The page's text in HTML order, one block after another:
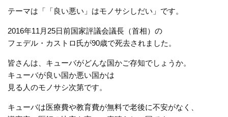
テーマは「「良い悪い」はモノサシしだい」です。
2016年11月25日前国家評議会議長（首相）の
フェデル・カストロ氏が90歳で死去されました。
皆さんは、キューバがどんな国かご存知でしょうか。
キューバが良い国か悪い国かは
見る人のモノサシ次第です。
キューバは医療費や教育費が無料で老後に不安がなく、